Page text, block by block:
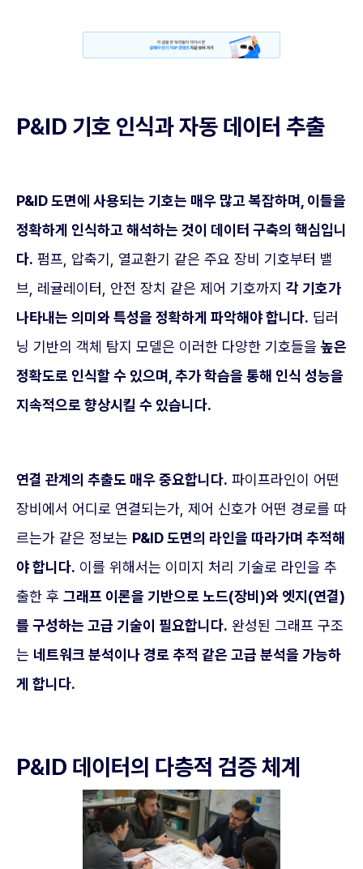
P&ID 기호 인식과 자동 데이터 추출
P&ID 도면에 사용되는 기호는 매우 많고 복잡하며, 이들을
정확하게 인식하고 해석하는 것이 데이터 구축의 핵심입니
다. 펌프, 압축기, 열교환기 같은 주요 장비 기호부터 밸
브, 레귤레이터, 안전 장치 같은 제어 기호까지 각 기호가
나타내는 의미와 특성을 정확하게 파악해야 합니다. 딥러
닝 기반의 객체 탐지 모델은 이러한 다양한 기호들을높은
정확도로 인식할 수 있으며, 추가 학습을 통해 인식 성능을
지속적으로 향상시킬 수 있습니다.
연결 관계의 추출도 매우 중요합니다. 파이프라인이 어떤
장비에서 어디로 연결되는가, 제어 신호가 어떤 경로를 따
르는가 같은 정보는 P&ID 도면의 라인을 따라가며 추적해
야 합니다. 이를 위해서는 이미지 처리 기술로 라인을 추
출한 후 그래프 이론을 기반으로 노드(장비)와 엣지(연결)
를 구성하는 고급 기술이 필요합니다. 완성된 그래프 구조
는 네트워크 분석이나 경로 추적 같은 고급 분석을 가능하
게 합니다.
P&ID 데이터의 다층적 검증 체계